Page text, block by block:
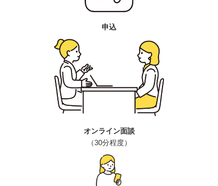
申込
オンライン面談
（30分程度）